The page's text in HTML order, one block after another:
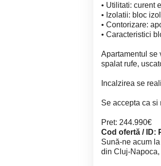
• Utilitati: curent
• Izolatii: bloc
• Contorizare:
• Caracteristici
Apartamentul se
spalat rufe,
Incalzirea se
Se accepta ca si
Pret: 244.990€
Cod ofertă / ID:
Sună-ne acum la
din Cluj-Napoca,